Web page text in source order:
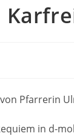
Pfarrerin
in d-